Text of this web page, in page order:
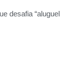
desafia “aluguel